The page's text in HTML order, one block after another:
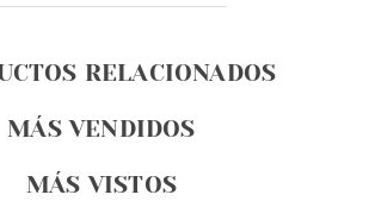
RELACIONADOS
MÁS VENDIDOS
MÁS VISTOS